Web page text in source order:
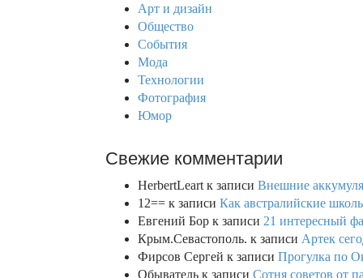
Арт и дизайн
Общество
События
Мода
Технологии
Фотография
Юмор
Свежие комментарии
HerbertLeart к записи Внешние
12== к записи Как австралийские
Евгений Бор к записи 21 интересный
Крым.Севастополь. к записи Артек
Фирсов Сергей к записи Прогулка по
Обыватель к записи Сотня советов от